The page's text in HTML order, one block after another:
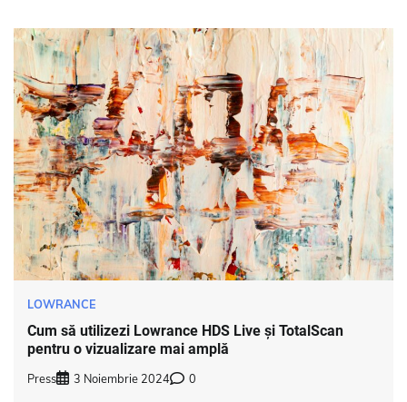
LOWRANCE
Cum să utilizezi Lowrance HDS Live și TotalScan
pentru o vizualizare mai amplă
Press 3 Noiembrie 2024 0